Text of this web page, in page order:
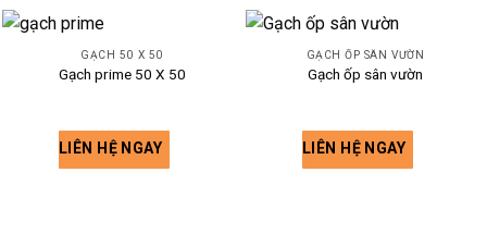
GẠCH 50 X 50
Gạch prime 50 X 50
LIÊN HỆ NGAY
GẠCH ỐP SÂN VƯỜN
Gạch ốp sân vườn
LIÊN HỆ NGAY